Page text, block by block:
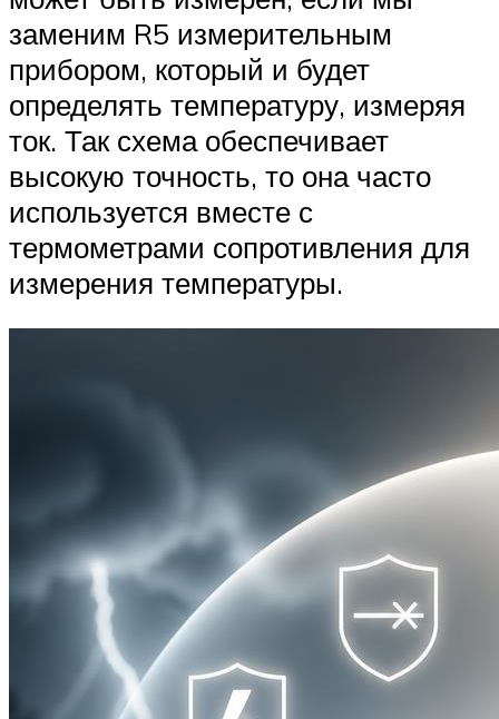
заменим R5 измерительным
прибором, который и будет
определять температуру, измеряя
ток. Так схема обеспечивает
высокую точность, то она часто
используется вместе с
термометрами сопротивления для
измерения температуры.